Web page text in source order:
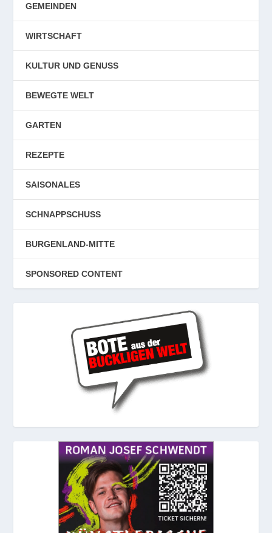
GEMEINDEN
WIRTSCHAFT
KULTUR UND GENUSS
BEWEGTE WELT
GARTEN
REZEPTE
SAISONALES
SCHNAPPSCHUSS
BURGENLAND-MITTE
SPONSORED CONTENT